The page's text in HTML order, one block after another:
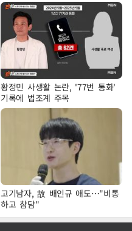
황정민 사생활 논란, '77번 통화'
기록에 법조계 주목
고기남자, 故 배인규 애도…"비통
하고 참담"